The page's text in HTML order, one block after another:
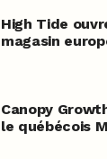
High Tide
magasin
Canopy
le québécois